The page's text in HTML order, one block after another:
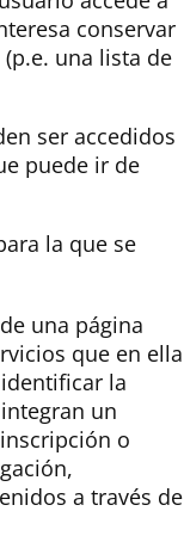
conservar
una lista de
ser accedidos
puede ir de
la que se
una página
que en ella
la
un
o
a través de